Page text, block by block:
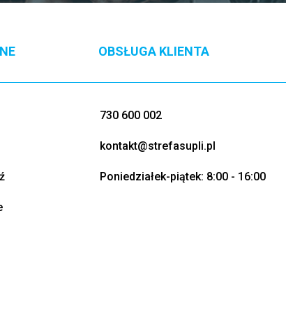
OBSŁUGA KLIENTA
730 600 002
kontakt@strefasupli.pl
Poniedziałek-piątek: 8:00 - 16:00